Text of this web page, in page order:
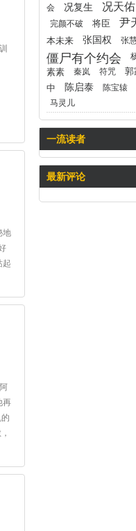
地
起
再
会
况复生 况天佑
完颜不破
将臣 尹
本未来 张国权 张
僵尸有个约会
素素 秦岚 符咒 郭
中 陈启泰 陈宝辕
马灵儿
一流读者
最新评论